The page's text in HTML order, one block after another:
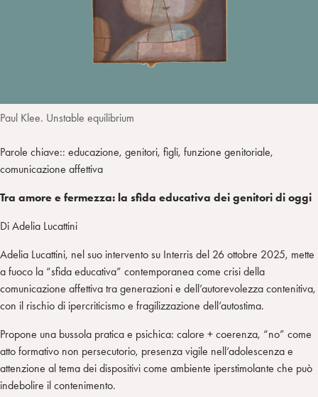
Paul Klee. Unstable equilibrium
Parole chiave:: educazione, genitori, figli, funzione genitoriale,
comunicazione affettiva
Tra amore e fermezza: la sfida educativa dei genitori di oggi
Di Adelia Lucattini
Adelia Lucattini, nel suo intervento su Interris del 26 ottobre 2025, mette
a fuoco la “sfida educativa” contemporanea come crisi della
comunicazione affettiva tra generazioni e dell’autorevolezza contenitiva,
con il rischio di ipercriticismo e fragilizzazione dell’autostima.
Propone una bussola pratica e psichica: calore + coerenza, “no” come
atto formativo non persecutorio, presenza vigile nell’adolescenza e
attenzione al tema dei dispositivi come ambiente iperstimolante che può
indebolire il contenimento.